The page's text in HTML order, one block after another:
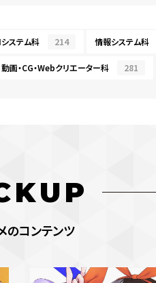
ステム科 214 情報システム科
動画・CG・Webクリエーター科 281
のコンテンツ